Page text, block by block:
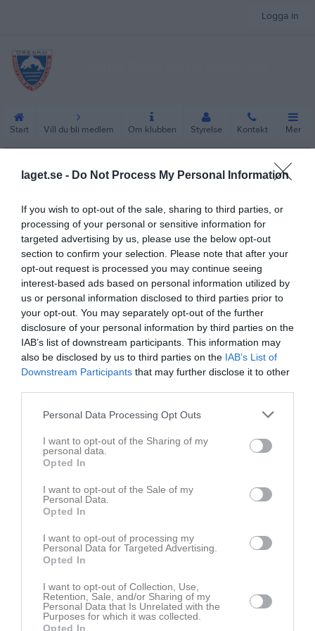
laget.se - Do Not Process My Personal Information
If you wish to opt-out of the sale, sharing to third parties, or
processing of your personal or sensitive information for
targeted advertising by us, please use the below opt-out
section to confirm your selection. Please note that after your
opt-out request is processed you may continue seeing
interest-based ads based on personal information utilized by
us or personal information disclosed to third parties prior to
your opt-out. You may separately opt-out of the further
disclosure of your personal information by third parties on the
IAB’s list of downstream participants. This information may
also be disclosed by us to third parties on the IAB’s List of
Downstream Participants that may further disclose it to other
Personal Data Processing Opt Outs
I want to opt-out of the Sharing of my
personal data.
Opted In
I want to opt-out of the Sale of my
Personal Data.
Opted In
I want to opt-out of processing my
Personal Data for Targeted Advertising.
Opted In
I want to opt-out of Collection, Use,
Retention, Sale, and/or Sharing of my
Personal Data that Is Unrelated with the
Purposes for which it was collected.
Opted In
Logga in
Start Vill du bli medlem Om klubben Styrelse Kontakt Mer
på bli medlem. Vi ser väldigt gärna att du beskriver lite om dig
själv och ditt fiskeintresse, på så sätt behöver vi inte återkoppla
med ev. frågor. Rekommendation från en medlem i Örebro
Amatörfiskeklubb är fördelaktigt och önskvärt men inget krav.
Antagning av nya medlemmar sker vid ordinarie styrelsemöten.
Sista dag för ansökan med möjlighet till medlemsfiske
innevarande år är den 31 maj.
Regler och stadgar
Vänligen kontakta någon i styrelsen för att erhålla föreningens
stadgar och fiskebestämmelser. Du som är medlem finner dessa
under medlemssidorna.
Medlemsavgift
Det första året är kostnaden för medlemskapet medlemsavgiften
samt 500 kr i inskrivningskostad. Från och med år två betalar du
endast medlemsavgift. Avgifterna är för 2026 följande:
Medlemsavgift för 2026.
Vuxen 1 – 1100 kr
Familj 1850 kr
Yngre Junior: -15 år 250 kr
Inträdesavgift: endast vuxen och familj, 500 kr
Passiv medlem: 75 kr